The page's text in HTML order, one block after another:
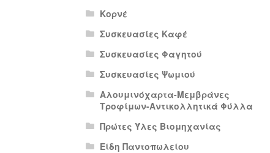
Κορνέ
Συσκευασίες Καφέ
Συσκευασίες Φαγητού
Συσκευασίες Ψωμιού
Αλουμινόχαρτα-Μεμβράνες
Τροφίμων-Αντικολλητικά Φύλλα
Πρώτες Ύλες Βιομηχανίας
Είδη Παντοπωλείου